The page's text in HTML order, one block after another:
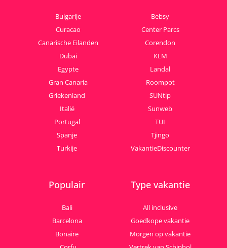
Bulgarije
Curacao
Canarische Eilanden
Dubai
Egypte
Gran Canaria
Griekenland
Italië
Portugal
Spanje
Turkije
Bebsy
Center Parcs
Corendon
KLM
Landal
Roompot
SUNtip
Sunweb
TUI
Tjingo
VakantieDiscounter
Populair
Bali
Barcelona
Bonaire
Type vakantie
All inclusive
Goedkope vakantie
Morgen op vakantie